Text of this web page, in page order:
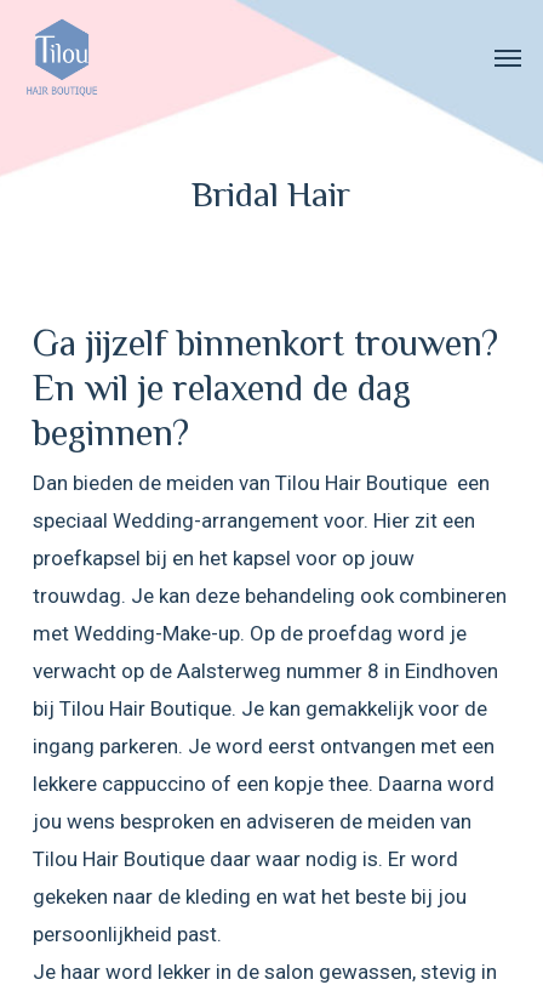
main
Bridal Hair
Ga jijzelf binnenkort trouwen?
En wil je relaxend de dag
beginnen?
Dan bieden de meiden van Tilou Hair Boutique een
speciaal Wedding-arrangement voor. Hier zit een
proefkapsel bij en het kapsel voor op jouw
trouwdag. Je kan deze behandeling ook combineren
met Wedding-Make-up. Op de proefdag word je
verwacht op de Aalsterweg nummer 8 in Eindhoven
bij Tilou Hair Boutique. Je kan gemakkelijk voor de
ingang parkeren. Je word eerst ontvangen met een
lekkere cappuccino of een kopje thee. Daarna word
jou wens besproken en adviseren de meiden van
Tilou Hair Boutique daar waar nodig is. Er word
gekeken naar de kleding en wat het beste bij jou
persoonlijkheid past.
Je haar word lekker in de salon gewassen, stevig in